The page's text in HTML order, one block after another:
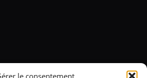
le consentement